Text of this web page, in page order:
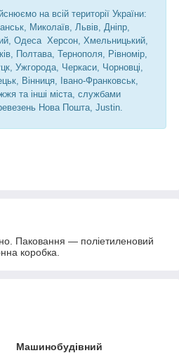
на всій території України:
Миколаїв, Львів, Дніпр,
Одеса Херсон, Хмельницький,
Полтава, Тернополя, Рівномір,
Ужгорода, Черкаси, Чорновці,
Вінниця, Івано-Франковськ,
та інші міста, службами
Нова Пошта, Justin.
Паковання — поліетиленовий
коробка.
Машинобудівний